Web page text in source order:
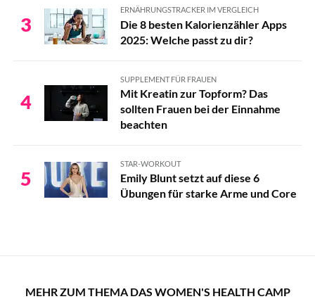
3
ERNÄHRUNGSTRACKER IM VERGLEICH
Die 8 besten Kalorienzähler Apps
2025: Welche passt zu dir?
4
SUPPLEMENT FÜR FRAUEN
Mit Kreatin zur Topform? Das
sollten Frauen bei der Einnahme
beachten
5
STAR-WORKOUT
Emily Blunt setzt auf diese 6
Übungen für starke Arme und Core
MEHR ZUM THEMA DAS WOMEN'S HEALTH CAMP